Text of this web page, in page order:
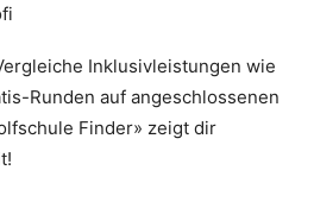
Inklusivleistungen wie
Runden auf angeschlossenen
Finder» zeigt dir